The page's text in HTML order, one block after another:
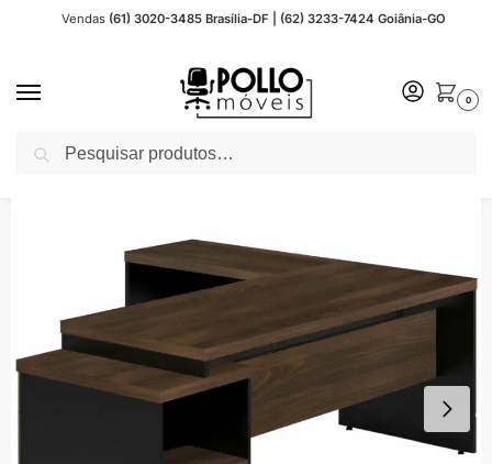
Vendas (61) 3020-3485 Brasília-DF | (62) 3233-7424 Goiânia-GO
0
Início Móveis para Escritório /